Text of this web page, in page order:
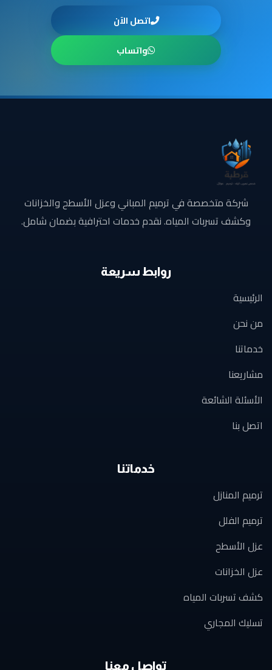
اتصل الآن
واتساب
شركة متخصصة في ترميم المباني وعزل الأسطح والخزانات
وكشف تسربات المياه. نقدم خدمات احترافية بضمان شامل.
روابط سريعة
الرئيسية
من نحن
خدماتنا
مشاريعنا
الأسئلة الشائعة
اتصل بنا
خدماتنا
ترميم المنازل
ترميم الفلل
عزل الأسطح
عزل الخزانات
كشف تسربات المياه
تسليك المجاري
تواصل معنا